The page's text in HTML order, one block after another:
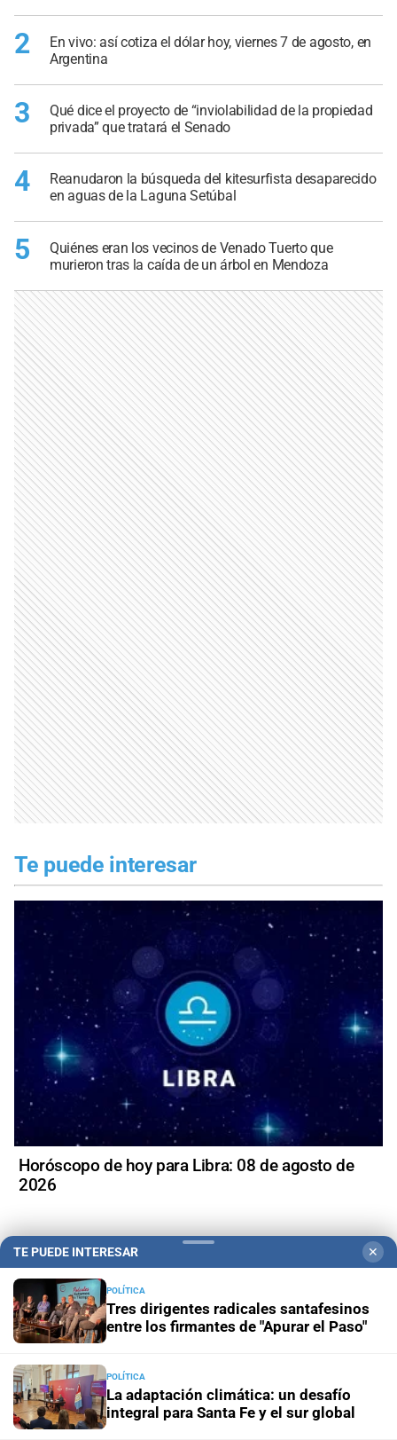
2
En vivo: así cotiza el dólar hoy, viernes 7 de agosto, en
Argentina
3
Qué dice el proyecto de “inviolabilidad de la propiedad
privada” que tratará el Senado
4
Reanudaron la búsqueda del kitesurfista desaparecido
en aguas de la Laguna Setúbal
5
Quiénes eran los vecinos de Venado Tuerto que
murieron tras la caída de un árbol en Mendoza
Te puede interesar
Horóscopo de hoy para Libra: 08 de agosto de
2026
TE PUEDE INTERESAR ✕
POLÍTICA
Tres dirigentes radicales santafesinos
entre los firmantes de "Apurar el Paso"
POLÍTICA
La adaptación climática: un desafío
integral para Santa Fe y el sur global